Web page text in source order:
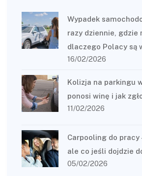
Wypadek
razy dziennie, gdzie
dlaczego Polacy są
16/02/2026
Kolizja na parkingu
ponosi winę i jak
11/02/2026
Carpooling do pracy
ale co jeśli dojdzie
05/02/2026